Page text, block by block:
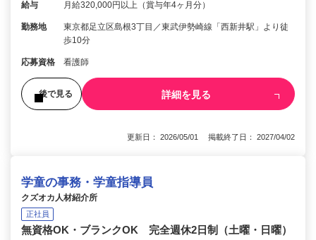
給与 月給320,000円以上（賞与年4ヶ月分）
勤務地
東京都足立区島根3丁目／東武伊勢崎線「西新井駅」より徒
歩10分
応募資格 看護師
後で見る 詳細を見る
更新日： 2026/05/01 掲載終了日： 2027/04/02
学童の事務・学童指導員
クズオカ人材紹介所
正社員
無資格OK・ブランクOK 完全週休2日制（土曜・日曜）